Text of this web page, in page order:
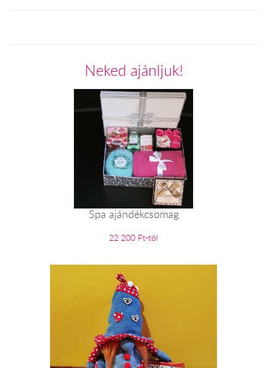
Neked ajánljuk!
Spa ajándékcsomag
22 200 Ft-tól